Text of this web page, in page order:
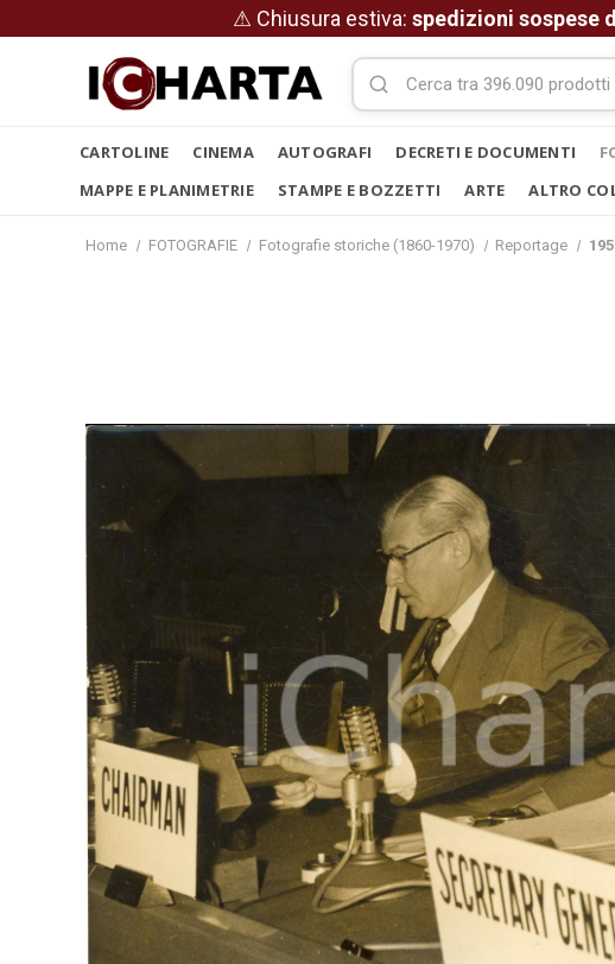
⚠ Chiusura estiva: spedizioni sospese
CARTOLINE CINEMA AUTOGRAFI DECRETI E DOCUMENTI
MAPPE E PLANIMETRIE
STAMPE E BOZZETTI ARTE ALTRO
Home FOTOGRAFIE Fotografie storiche (1860-1970) Reportage